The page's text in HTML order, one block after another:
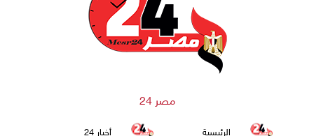
مصر 24
الرئيسية أخبار 24